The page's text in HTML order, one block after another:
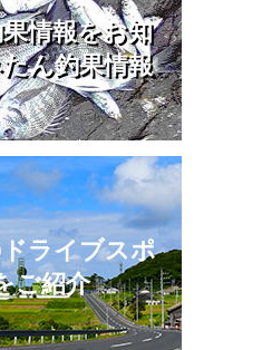
情報をお知
ん釣果情報
ライブスポ
ご紹介